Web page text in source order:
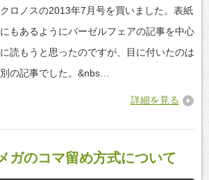
クロノスの2013年7月号を買いました。表紙
にもあるようにバーゼルフェアの記事を中心
に読もうと思ったのですが、目に付いたのは
別の記事でした。&nbs…
詳細を見る
ガのコマ留め方式について